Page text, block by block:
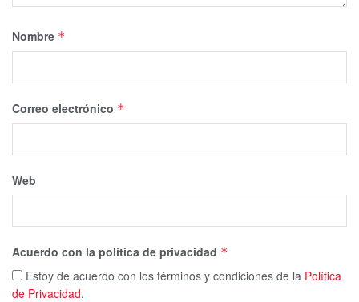
Nombre *
Correo electrónico *
Web
Acuerdo con la política de privacidad *
Estoy de acuerdo con los términos y condiciones de la Política
de Privacidad.